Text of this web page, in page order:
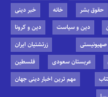
حقوق بشر خانه
خبر دینی
دین و سیاست
دین و کرونا
صهیونیستی
زرتشتیان ایران
عربستان سعودی
فلسطین
مهم ترین اخبار دینی جهان